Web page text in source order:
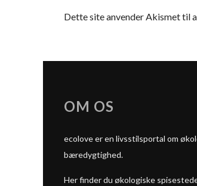
Dette site anvender Akismet til
OM OS
ecolove er en livsstilsportal om
bæredygtighed.
Her finder du økologiske